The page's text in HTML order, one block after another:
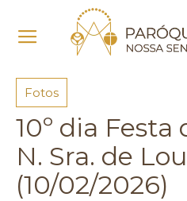
Fotos
Fotos
10º dia Festa
N. Sra. de
(10/02/2026)